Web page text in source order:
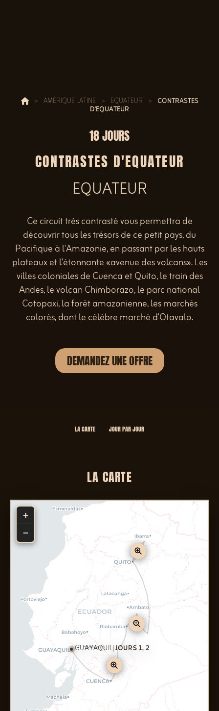
> AMÉRIQUE LATINE > EQUATEUR > CONTRASTES
D'EQUATEUR
18 JOURS
CONTRASTES D'EQUATEUR
EQUATEUR
Ce circuit très contrasté vous permettra de
découvrir tous les trésors de ce petit pays, du
Pacifique à l'Amazonie, en passant par les hauts
plateaux et l'étonnante «avenue des volcans». Les
villes coloniales de Cuenca et Quito, le train des
Andes, le volcan Chimborazo, le parc national
Cotopaxi, la forêt amazonienne, les marchés
colorés, dont le célèbre marché d'Otavalo.
DEMANDEZ UNE OFFRE
LA CARTE JOUR PAR JOUR
LA CARTE
GUAYAQUIL|JOURS 1, 2
+
−